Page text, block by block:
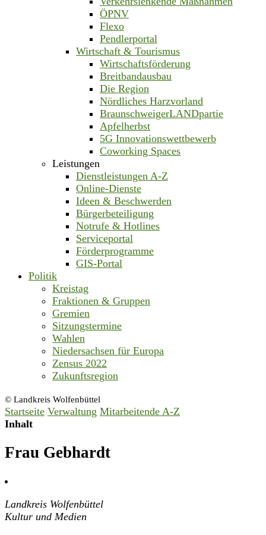
ÖPNV
Flexo
Pendlerportal
Wirtschaft & Tourismus
Wirtschaftsförderung
Breitbandausbau
Die Region
Nördliches Harzvorland
BraunschweigerLANDpartie
Apfelherbst
5G Innovationswettbewerb
Coworking Spaces
Leistungen
Dienstleistungen A-Z
Online-Dienste
Ideen & Beschwerden
Bürgerbeteiligung
Notrufe & Hotlines
Serviceportal
Förderprogramme
GIS-Portal
Politik
Kreistag
Fraktionen & Gruppen
Gremien
Sitzungstermine
Wahlen
Niedersachsen für Europa
Zensus 2022
Zukunftsregion
© Landkreis Wolfenbüttel
Startseite Verwaltung Mitarbeitende A-Z
Inhalt
Frau Gebhardt
Landkreis Wolfenbüttel
Kultur und Medien